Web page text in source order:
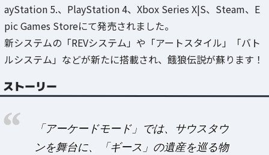
ayStation 5.、PlayStation 4、Xbox Series X|S、Steam、E
pic Games Storeにて発売されました。
新システムの「REVシステム」や「アートスタイル」「バト
ルシステム」などが新たに搭載され、餓狼伝説が蘇ります！
ストーリー
「アーケードモード」では、サウスタウ
ンを舞台に、「ギース」の遺産を巡る物